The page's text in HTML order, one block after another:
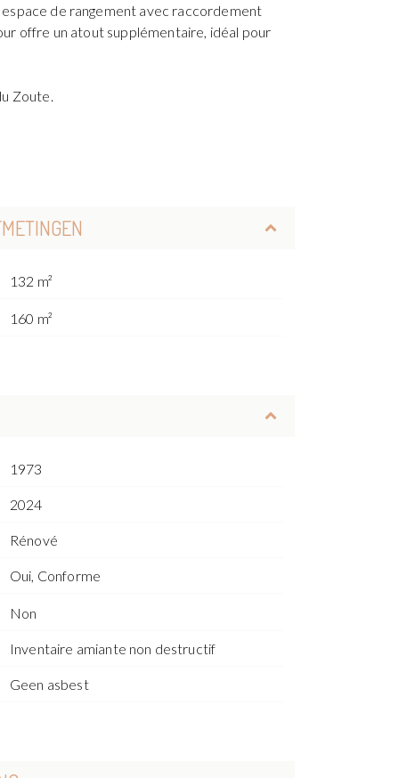
espace de rangement avec raccordement
offre un atout supplémentaire, idéal pour
Zoute.
132 m²
160 m²
1973
2024
Rénové
Oui, Conforme
Non
Inventaire amiante non destructif
Geen asbest